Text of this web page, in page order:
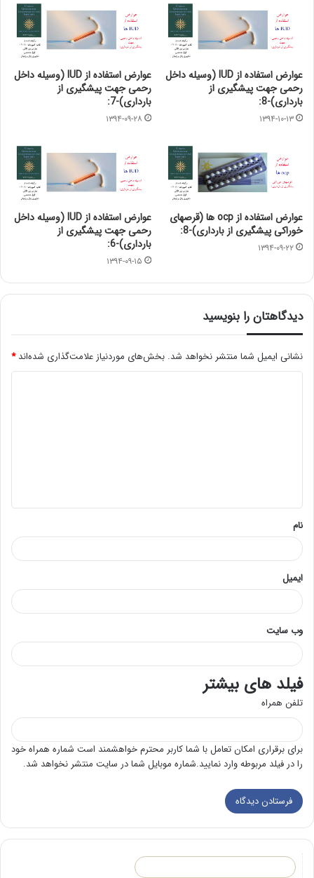
عوارض استفاده از IUD (وسیله داخل
رحمی جهت پیشگیری از
بارداری)-8:
۱۳۹۴-۱۰-۱۳
عوارض استفاده از IUD (وسیله داخل
رحمی جهت پیشگیری از
بارداری)-7:
۱۳۹۴-۰۹-۲۸
عوارض استفاده از ocp ها (قرصهای
خوراکی پیشگیری از بارداری)-8:
۱۳۹۴-۰۹-۲۲
عوارض استفاده از IUD (وسیله داخل
رحمی جهت پیشگیری از
بارداری)-6:
۱۳۹۴-۰۹-۱۵
دیدگاهتان را بنویسید
نشانی ایمیل شما منتشر نخواهد شد. بخش‌های موردنیاز علامت‌گذاری شده‌اند*
*
نام
ایمیل
وب‌ سایت
فیلد های بیشتر
تلفن همراه
برای برقراری امکان تعامل با شما کاربر محترم خواهشمند است شماره همراه خود
را در فیلد مربوطه وارد نمایید.شماره موبایل شما در سایت منتشر نخواهد شد.